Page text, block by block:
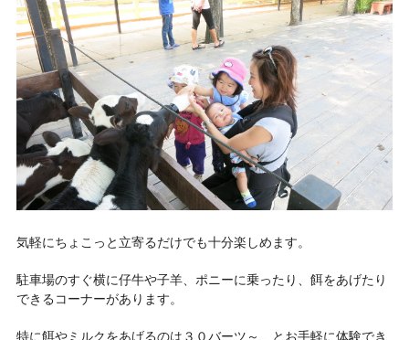
気軽にちょこっと立寄るだけでも十分楽しめます。
駐車場のすぐ横に仔牛や子羊、ポニーに乗ったり、餌をあげたり
できるコーナーがあります。
特に餌やミルクをあげるのは３０バーツ～、とお手軽に体験でき